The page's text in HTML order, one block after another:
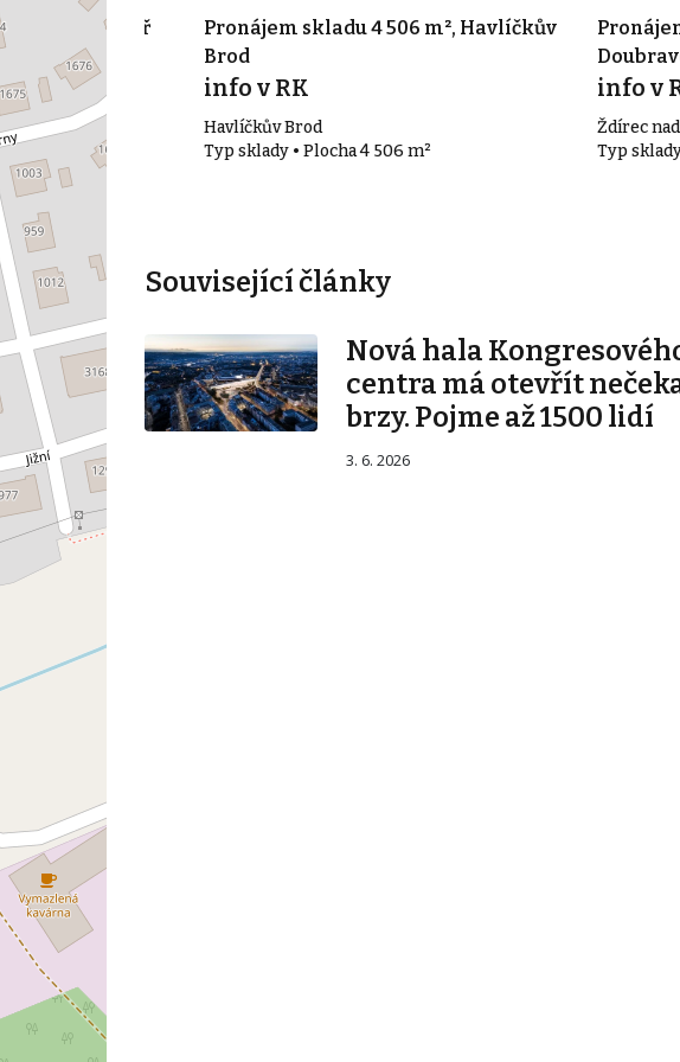
m², Chotěboř
m²
Pronájem skladu 4 506 m², Havlíčkův
Brod
info v RK
Havlíčkův Brod
Typ sklady • Plocha 4 506 m²
info v
Ždírec
Typ
Související články
Nová hala
centra má otevřít
brzy. Pojme až 1500 lidí
3. 6. 2026